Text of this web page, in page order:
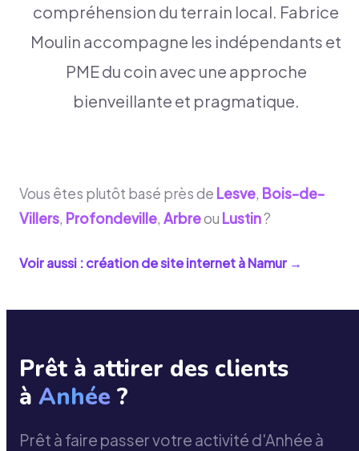
compréhension du terrain local. Fabrice
Moulin accompagne les indépendants et
PME du coin avec une approche
bienveillante et pragmatique.
Vous êtes plutôt basé près de Lesve, Bois-de-
Villers, Profondeville, Arbreou Lustin?
Voir aussi : création de site internet àNamur →
Prêt à attirer des clients
à Anhée ?
Prêt à faire passer votre activité d'Anhée à